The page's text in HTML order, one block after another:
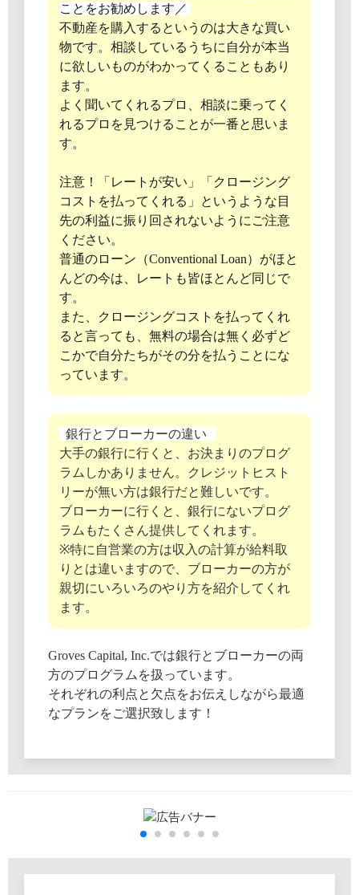
ことをお勧めします／
不動産を購入するというのは大きな買い
物です。相談しているうちに自分が本当
に欲しいものがわかってくることもあり
ます。
よく聞いてくれるプロ、相談に乗ってく
れるプロを見つけることが一番と思いま
す。
注意！「レートが安い」「クロージング
コストを払ってくれる」というような目
先の利益に振り回されないようにご注意
ください。
普通のローン（Conventional Loan）がほと
んどの今は、レートも皆ほとんど同じで
す。
また、クロージングコストを払ってくれ
ると言っても、無料の場合は無く必ずど
こかで自分たちがその分を払うことにな
っています。
銀行とブローカーの違い
大手の銀行に行くと、お決まりのプログ
ラムしかありません。クレジットヒスト
リーが無い方は銀行だと難しいです。
ブローカーに行くと、銀行にないプログ
ラムもたくさん提供してくれます。
※特に自営業の方は収入の計算が給料取
りとは違いますので、ブローカーの方が
親切にいろいろのやり方を紹介してくれ
ます。
Groves Capital, Inc.では銀行とブローカーの両
方のプログラムを扱っています。
それぞれの利点と欠点をお伝えしながら最適
なプランをご選択致します！